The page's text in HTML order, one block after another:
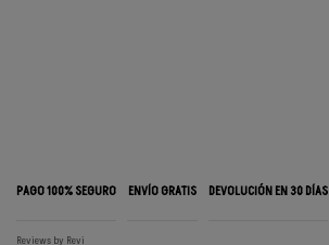
PAGO 100% SEGURO ENVÍO GRATIS DEVOLUCIÓN EN 30 DÍAS
Reviews by Revi